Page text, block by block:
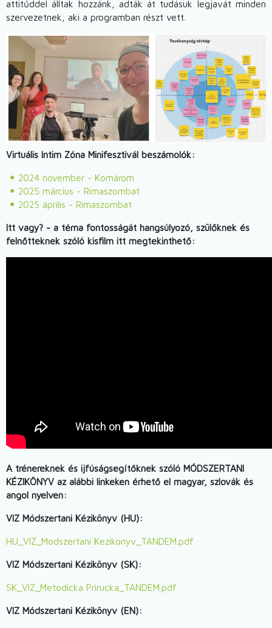
attitűddel álltak hozzánk, adták át tudásuk legjavát minden
szervezetnek, aki a programban részt vett.
Image
Virtuális Intim Zóna Minifesztivál beszámolók:
2024 november - Komárom
2025 március - Rimaszombat
2025 április - Rimaszombat
Itt vagy? - a téma fontosságát hangsúlyozó, szülőknek és
felnőtteknek szóló kisfilm itt megtekinthető:
A trénereknek és ijfúságsegítőknek szóló MÓDSZERTANI
KÉZIKÖNYV az alábbi linkeken érhető el magyar, szlovák és
angol nyelven:
VIZ Módszertani Kézikönyv (HU):
Document
HU_VIZ_Modszertani Kezikonyv_TANDEM.pdf
VIZ Módszertani Kézikönyv (SK):
Document
SK_VIZ_Metodicka Prirucka_TANDEM.pdf
VIZ Módszertani Kézikönyv (EN):